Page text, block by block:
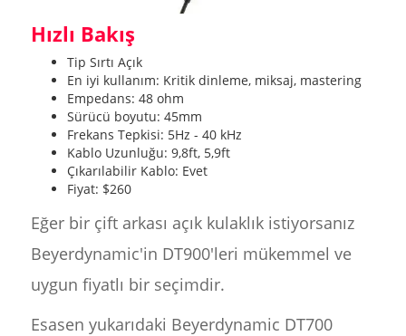
Hızlı Bakış
Tip Sırtı Açık
En iyi kullanım: Kritik dinleme, miksaj, mastering
Empedans: 48 ohm
Sürücü boyutu: 45mm
Frekans Tepkisi: 5Hz - 40 kHz
Kablo Uzunluğu: 9,8ft, 5,9ft
Çıkarılabilir Kablo: Evet
Fiyat: $260
Eğer bir çift arkası açık kulaklık istiyorsanız
Beyerdynamic'in DT900'leri mükemmel ve
uygun fiyatlı bir seçimdir.
Esasen yukarıdaki Beyerdynamic DT700